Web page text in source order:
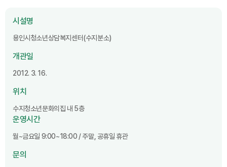
시설명
용인시청소년상담복지센터(수지분소)
개관일
2012. 3. 16.
위치
수지청소년문화의집 내 5층
운영시간
월~금요일 9:00~18:00 / 주말, 공휴일 휴관
문의